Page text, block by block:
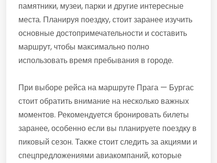
памятники, музеи, парки и другие интересные
места. Планируя поездку, стоит заранее изучить
основные достопримечательности и составить
маршрут, чтобы максимально полно
использовать время пребывания в городе.
При выборе рейса на маршруте Прага — Бургас
стоит обратить внимание на несколько важных
моментов. Рекомендуется бронировать билеты
заранее, особенно если вы планируете поездку в
пиковый сезон. Также стоит следить за акциями и
спецпредложениями авиакомпаний, которые